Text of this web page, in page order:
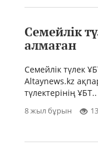
Семейлік
алмаған
Семейлік түлек
Altaynews.kz
түлектерінің ҰБТ..
8 жыл бұрын